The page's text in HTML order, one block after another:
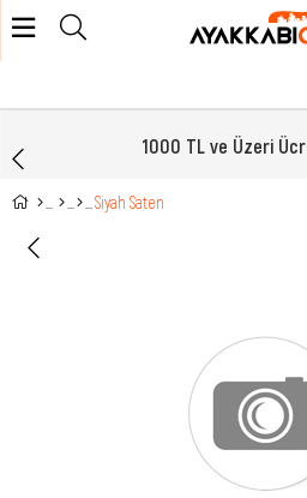
1000 TL ve Üzeri
Siyah Saten